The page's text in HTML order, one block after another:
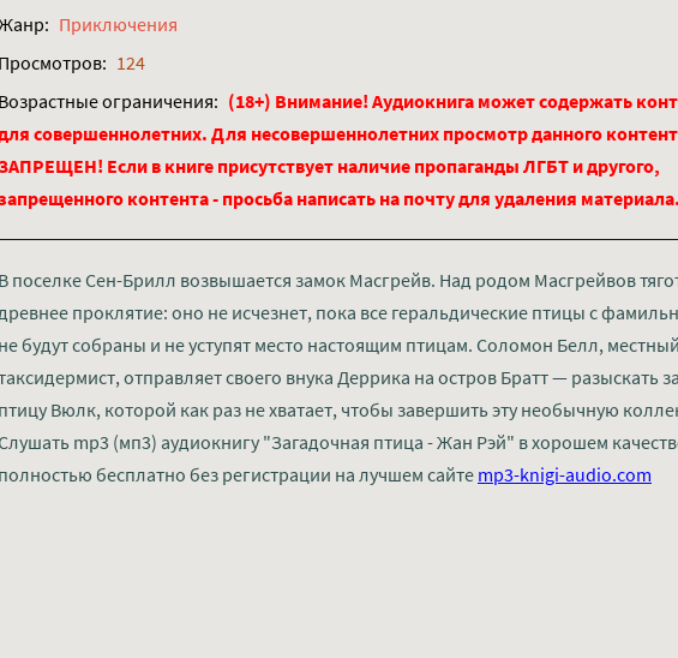
Приключения
Просмотров: 124
Возрастные ограничения: (18+) Внимание! Аудиокнига может содержать
совершеннолетних. Для несовершеннолетних просмотр данного
Если в книге присутствует наличие пропаганды ЛГБТ и другого,
контента - просьба написать на почту для удаления материала.
В поселке Сен-Брилл возвышается замок Масгрейв. Над родом Масгрейвов
проклятие: оно не исчезнет, пока все геральдические птицы с
не будут собраны и не уступят место настоящим птицам. Соломон Белл, местный
отправляет своего внука Деррика на остров Братт — разыскать
птицу Вюлк, которой как раз не хватает, чтобы завершить эту необычную
mp3 (мп3) аудиокнигу "Загадочная птица - Жан Рэй" в хорошем
полностью бесплатно без регистрации на лучшем сайте mp3-knigi-audio.com